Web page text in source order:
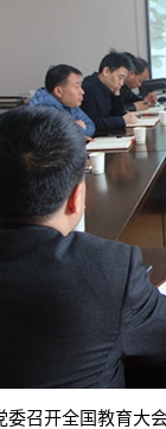
开全国教育大会